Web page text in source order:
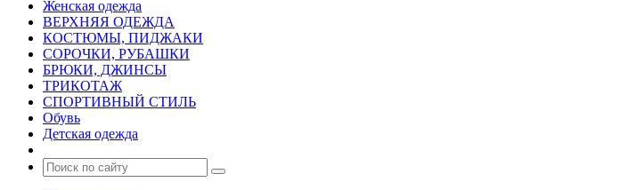
Женская одежда
ВЕРХНЯЯ ОДЕЖДА
КОСТЮМЫ, ПИДЖАКИ
СОРОЧКИ, РУБАШКИ
БРЮКИ, ДЖИНСЫ
ТРИКОТАЖ
СПОРТИВНЫЙ СТИЛЬ
Обувь
Детская одежда